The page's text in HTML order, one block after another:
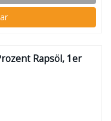
Rapsöl, 1er